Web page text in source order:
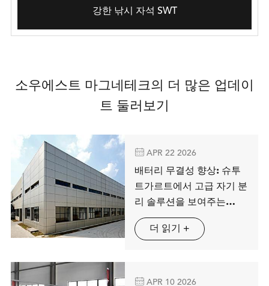
강한 낚시 자석 SWT
소우에스트 마그네테크의 더 많은 업데이
트 둘러보기
 APR 22 2026
배터리 무결성 향상: 슈투
트가르트에서 고급 자기 분
리 솔루션을 보여주는
MAG SPRING
더 읽기 +
 APR 10 2026